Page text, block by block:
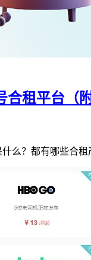
租平台（
么？都有哪些合